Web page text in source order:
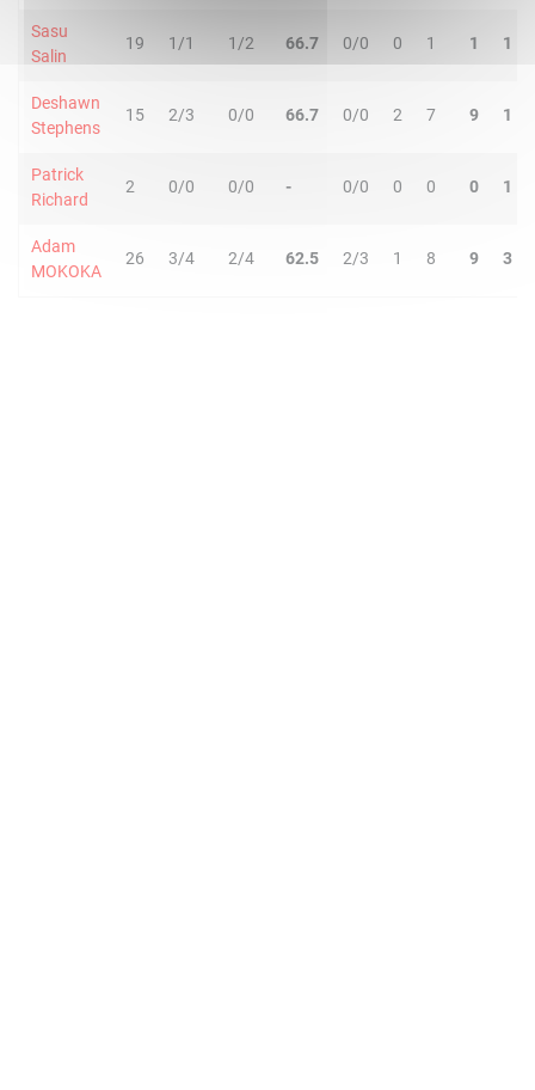
Sasu
Salin
19 1/1 1/2 66.7 0/0 0 1 1 1
Deshawn
Stephens
15 2/3 0/0 66.7 0/0 2 7 9 1
Patrick
Richard
2 0/0 0/0 - 0/0 0 0 0 1
Adam
MOKOKA
26 3/4 2/4 62.5 2/3 1 8 9 3